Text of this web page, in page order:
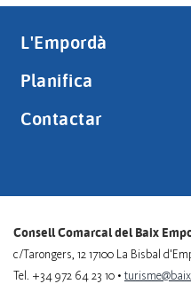
L'Empordà
Planifica
Contactar
Consell Comarcal del Baix
c/Tarongers, 12 17100 La Bisbal
Tel. +34 972 64 23 10 •